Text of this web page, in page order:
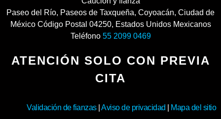
Paseo del Río, Paseos de Taxqueña, Coyoacán, Ciudad de
MéxicoCódigo Postal 04250, Estados Unidos Mexicanos
Teléfono 55 2099 0469
ATENCIÓN SOLO CON PREVIA
CITA
Validación de fianzas| Aviso de privacidad Mapa del sitio